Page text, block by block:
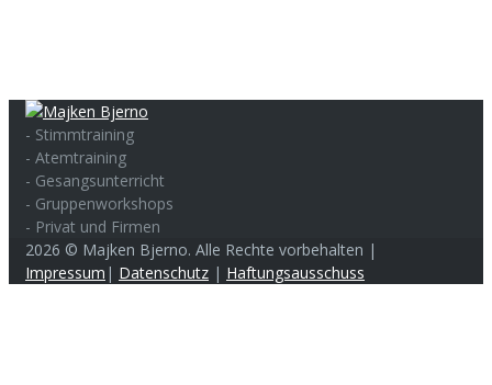
- Stimmtraining
- Atemtraining
- Gesangsunterricht
- Gruppenworkshops
- Privat und Firmen
2026 © Majken Bjerno. Alle Rechte vorbehalten |
Impressum | Datenschutz | Haftungsausschuss